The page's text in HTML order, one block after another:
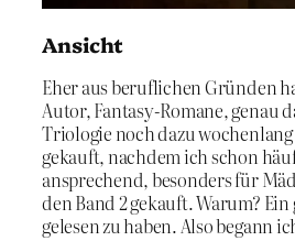
Ansicht
Eher aus beruflichen Gründen
Autor, Fantasy-Romane, genau
Triologie noch dazu wochenlang
gekauft, nachdem ich schon
ansprechend, besonders für
den Band 2 gekauft. Warum?
gelesen zu haben. Also begann